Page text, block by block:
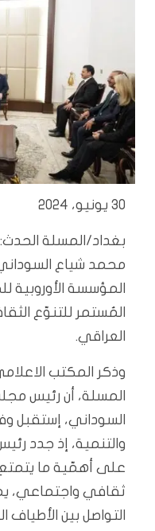
30 يونيو، 2024
بغداد/المسلة
محمد شياع
المؤسسة الأوروبية
المُستمر للتنوّع
العراقي.
وذكر المكتب
المسلة، أن رئيس
السوداني، إستقبل
والتنمية، إذ جدد رئيس
على أهمّية ما
ثقافي واجتماعي،
التواصل بين